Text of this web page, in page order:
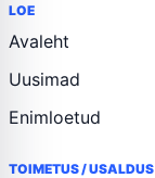
LOE
Avaleht
Uusimad
Enimloetud
TOIMETUS / USALDUS